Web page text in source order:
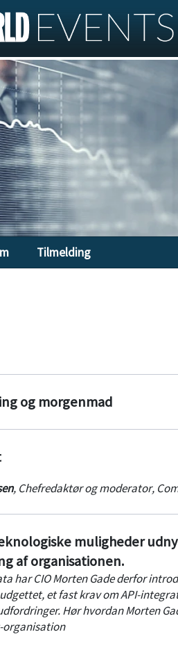
Tilmelding
og morgenmad
, Chefredaktør og moderator,
muligheder
af organisationen.
har CIO Morten Gade derfor
et fast krav om API-
Hør hvordan Morten